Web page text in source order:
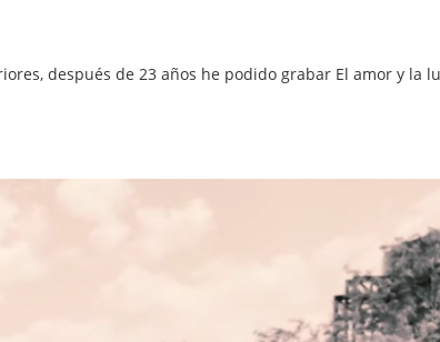
después de 23 años he podido grabar El amor y la